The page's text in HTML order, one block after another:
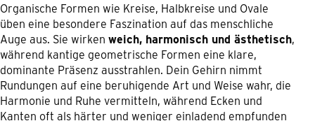
Organische Formen wie Kreise, Halbkreise und Ovale
üben eine besondere Faszination auf das menschliche
Auge aus. Sie wirken weich, harmonisch und ästhetisch,
während kantige geometrische Formen eine klare,
dominante Präsenz ausstrahlen. Dein Gehirn nimmt
Rundungen auf eine beruhigende Art und Weise wahr, die
Harmonie und Ruhe vermitteln, während Ecken und
Kanten oft als härter und weniger einladend empfunden